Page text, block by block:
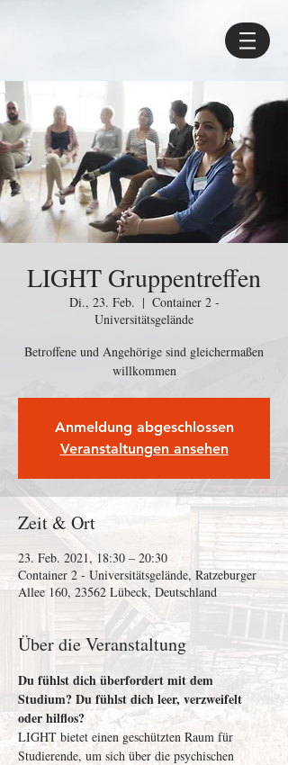
LIGHT Gruppentreffen
Di., 23. Feb.
  |
Container 2 -
Universitätsgelände
Betroffene und Angehörige sind gleichermaßen
willkommen
Anmeldung abgeschlossen
Veranstaltungen ansehen
Zeit & Ort
23. Feb. 2021, 18:30 – 20:30
Container 2 - Universitätsgelände, Ratzeburger
Allee 160, 23562 Lübeck, Deutschland
Über die Veranstaltung
Du fühlst dich überfordert mit dem
Studium? Du fühlst dich leer, verzweifelt
oder hilflos?
LIGHT bietet einen geschützten Raum für
Studierende, um sich über die psychischen